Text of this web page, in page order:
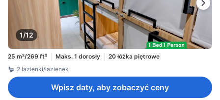
1/12
25 m²/269 ft² Maks. 1 dorosły
20 łóżka piętrowe
2 łazienki/łazienek
Wpisz daty, aby zobaczyć ceny